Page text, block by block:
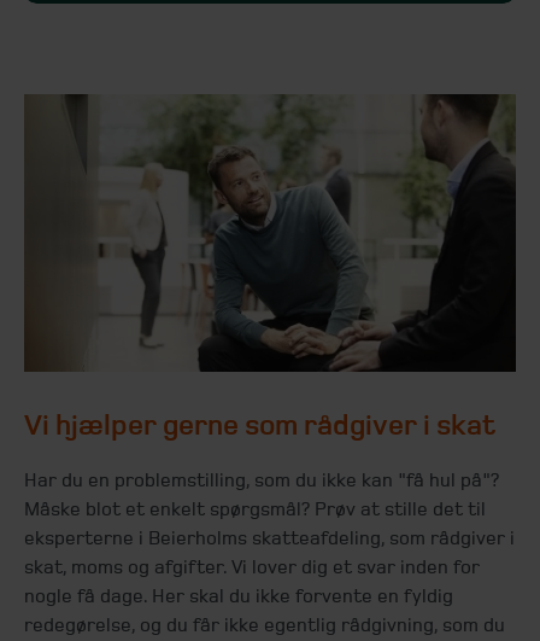
Vi hjælper gerne som rådgiver i skat
Har du en problemstilling, som du ikke kan "få hul på"?
Måske blot et enkelt spørgsmål? Prøv at stille det til
eksperterne i Beierholms skatteafdeling, som rådgiver i
skat, moms og afgifter. Vi lover dig et svar inden for
nogle få dage. Her skal du ikke forvente en fyldig
redegørelse, og du får ikke egentlig rådgivning, som du